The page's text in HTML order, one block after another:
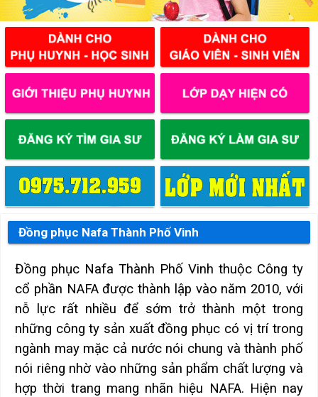
Đồng phục Nafa Thành Phố Vinh
Đồng phục Nafa Thành Phố Vinh thuộc Công ty
cổ phần NAFA được thành lập vào năm 2010, với
nỗ lực rất nhiều để sớm trở thành một trong
những công ty sản xuất đồng phục có vị trí trong
ngành may mặc cả nước nói chung và thành phố
nói riêng nhờ vào những sản phẩm chất lượng và
hợp thời trang mang nhãn hiệu NAFA. Hiện nay